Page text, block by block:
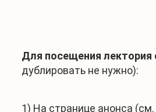
Для посещения лектория
дублировать не нужно):
1) На странице анонса